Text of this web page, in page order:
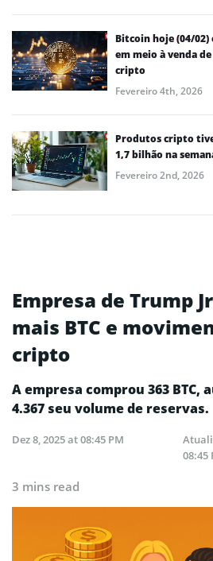
Bitcoin hoje (04/02)
em meio à venda
cripto
Fevereiro 4th, 2026
Produtos cripto
1,7 bilhão na
Fevereiro 2nd, 2026
Empresa de Trump
mais BTC e
cripto
A empresa comprou 363 BTC,
4.367 seu volume de reservas.
Dez 8, 2025 at 08:45 PM
08:45
3 mins read